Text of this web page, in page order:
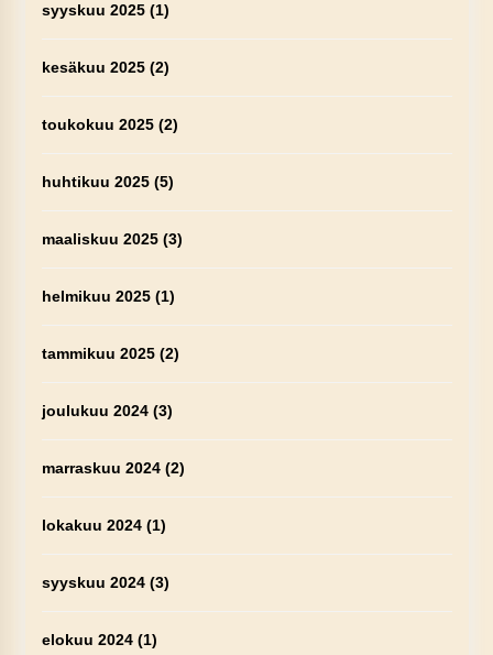
syyskuu 2025(1)
kesäkuu 2025(2)
toukokuu 2025(2)
huhtikuu 2025(5)
maaliskuu 2025(3)
helmikuu 2025(1)
tammikuu 2025(2)
joulukuu 2024(3)
marraskuu 2024(2)
lokakuu 2024(1)
syyskuu 2024(3)
elokuu 2024(1)